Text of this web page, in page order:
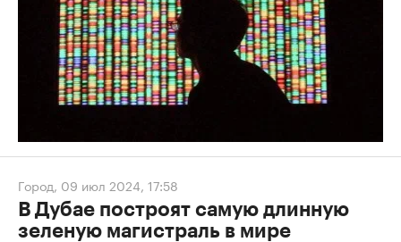
Город, 09 июл 2024, 17:58
В Дубае построят самую длинную
зеленую магистраль в мире